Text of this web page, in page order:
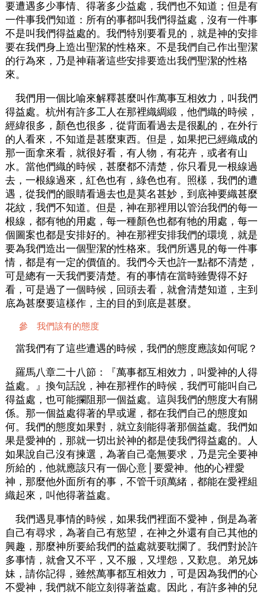
要遭遇多少事情、得著多少益處，我們也不知道；但是有
一件事我們知道：所有的事都叫我們得益處，沒有一件事
不是叫我們得益處的。我們特別要看見的，就是神的安排
要在我們身上造出聖潔的性格來。不是我們自己作出聖潔
的行為來，乃是神藉著這些安排要造出我們聖潔的性格
來。
我們用一個比喻來解釋甚麼叫作萬事互相效力，叫我們
得益處。杭州有許多工人在那裡織綢緞，他們織的時候，
經緯很多，顏色也很多，從背面看過去是很亂的，在外行
的人看來，不知道是甚麼東西。但是，如果把已經織成的
那一面拿來看，就很好看，有人物，有花卉，或者有山
水。當他們織的時候，甚麼都不清楚，你只看見一根線過
去，一根線過來，紅色也有，綠色也有。照樣，我們的遭
遇，從我們的眼睛看過去也是莫名甚妙，到底神要織甚麼
花紋，我們不知道。但是，神在那裡用以管治我們的每一
根線，都有牠的用處，每一種顏色也都有牠的用處，每一
個圖案也都是安排好的。神在那裡安排我們的環境，就是
要為我們造出一個聖潔的性格來。我們所遇見的每一件事
情，都是有一定的價值的。我們今天也許一點都不清楚，
可是總有一天我們要清楚。有的事情在當時雖覺得不好
看，可是過了一個時候，回頭去看，就會清楚知道，主到
底為甚麼要這樣作，主的目的到底是甚麼。
參 我們該有的態度
當我們有了這些遭遇的時候，我們的態度應該如何呢？
羅馬八章二十八節：『萬事都互相效力，叫愛神的人得
益處。』換句話說，神在那裡作的時候，我們可能叫自己
得益處，也可能攔阻那一個益處。這與我們的態度大有關
係。那一個益處得著的早或遲，都在我們自己的態度如
何。我們的態度如果對，就立刻能得著那個益處。我們如
果是愛神的，那就一切出於神的都是使我們得益處的。人
如果說自己沒有揀選，為著自己毫無要求，乃是完全要神
所給的，他就應該只有一個心意│要愛神。他的心裡愛
神，那麼他外面所有的事，不管千頭萬緒，都能在愛裡組
織起來，叫他得著益處。
我們遇見事情的時候，如果我們裡面不愛神，倒是為著
自己有尋求，為著自己有慾望，在神之外還有自己其他的
興趣，那麼神所要給我們的益處就要耽擱了。我們對於許
多事情，就會又不平，又不服，又埋怨，又歎息。弟兄姊
妹，請你記得，雖然萬事都互相效力，可是因為我們的心
不愛神，我們就不能立刻得著益處。因此，有許多神的兒